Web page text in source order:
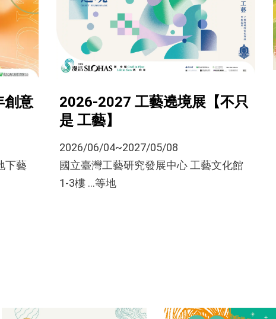
創意
下藝
2026-2027 工藝遶境展【不只
是 工藝】
2026/06/04~2027/05/08
國立臺灣工藝研究發展中心 工藝文化館
1-3樓 ...等地